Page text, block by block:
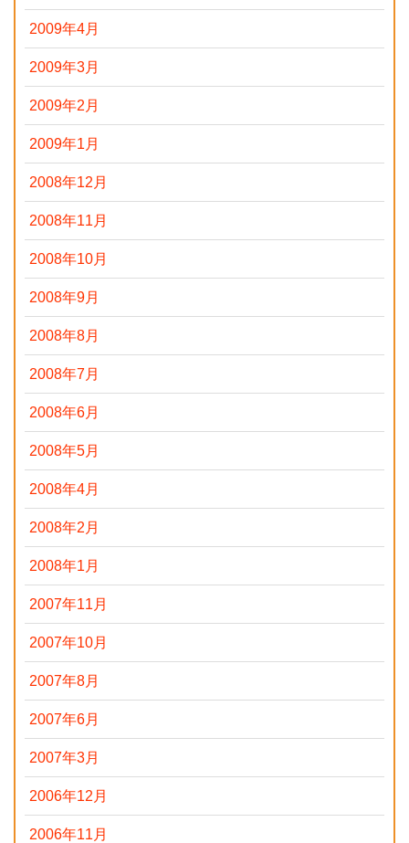
2009年4月
2009年3月
2009年2月
2009年1月
2008年12月
2008年11月
2008年10月
2008年9月
2008年8月
2008年7月
2008年6月
2008年5月
2008年4月
2008年2月
2008年1月
2007年11月
2007年10月
2007年8月
2007年6月
2007年3月
2006年12月
2006年11月